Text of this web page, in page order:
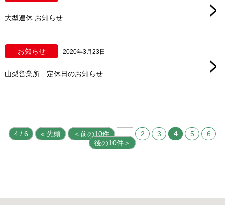
大型連休 お知らせ
お知らせ 2020年3月23日
山梨営業所 定休日のお知らせ
4 / 6 « 先頭 ＜前の10件 2 3 4 5
6
後の10件＞